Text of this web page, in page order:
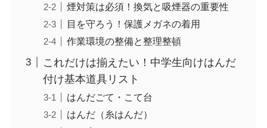
煙対策は必須！換気と吸煙器の重要性
目を守ろう！保護メガネの着用
作業環境の整備と整理整頓
これだけは揃えたい！中学生向けはんだ
付け基本道具リスト
はんだごて・こて台
はんだ（糸はんだ）